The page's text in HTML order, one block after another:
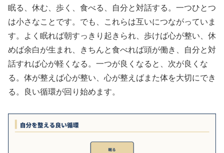
眠る、休む、歩く、食べる、自分と対話する。一つひとつ
は小さなことです。でも、これらは互いにつながっていま
す。よく眠れば朝すっきり起きられ、歩けば心が整い、休
めば余白が生まれ、きちんと食べれば頭が働き、自分と対
話すれば心が軽くなる。一つが良くなると、次が良くな
る。体が整えば心が整い、心が整えばまた体を大切にでき
る。良い循環が回り始めます。